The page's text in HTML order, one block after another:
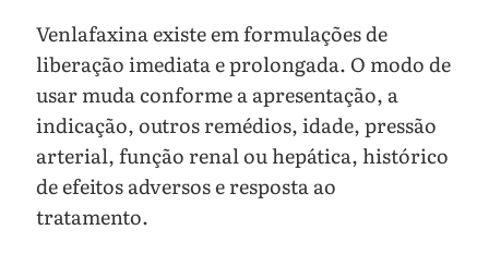
Venlafaxina existe em formulações de
liberação imediata e prolongada. O modo de
usar muda conforme a apresentação, a
indicação, outros remédios, idade, pressão
arterial, função renal ou hepática, histórico
de efeitos adversos e resposta ao
tratamento.